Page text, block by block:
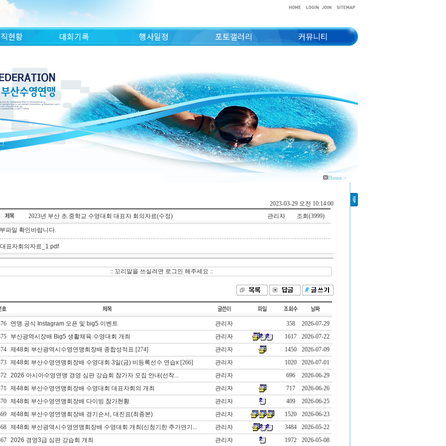
현황 대회기록 행사일정 포토갤러리 커뮤니티
Home >
2023-03-29 오전 10:14:00
2023년 부산 초.중학교 수영대회 대표자 회의자료(수정)
관리자
조회(3999)
파일 확인바랍니다.
표자회의자료_1.pdf
:: 꼬리말을 쓰실려면 로그인 해주세요 ::
연맹 공식 Instagram 오픈 및 big5 이벤트 관리자 358
2026-07-29
부산광역시장배 Big5 생활체육 수영대회 개최 관리자 1617
2026-07-22
제48회 부산광역시수영연맹회장배 종합성적표 [274] 관리자 1450
2026-07-09
제48회 부산수영연맹회장배 수영대회 3일(금) 비등록선수 연습x[266] 관리자 1020
2026-07-01
2026 아시아수영연맹 경영 심판 강습회 참가자 모집 안내(선착... 관리자 696
2026-06-29
제48회 부산수영연맹회장배 수영대회 대표자회의 개최 관리자 717
2026-06-26
제48회 부산수영연맹회장배 다이빙 참가현황 관리자 409
2026-06-25
제48회 부산수영연맹회장배 경기순서, 대진표(최종본) 관리자 1520
2026-06-23
제48회 부산광역시수영연맹회장배 수영대회 개최(신청기한 추가연기... 관리자 3484
2026-05-22
2026 경영3급 심판 강습회 개최 관리자 1972 2026-05-08